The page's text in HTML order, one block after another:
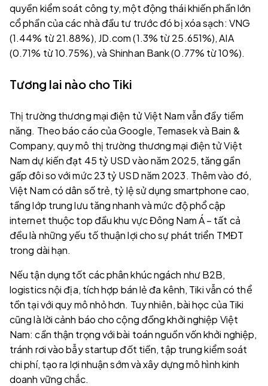
quyền kiểm soát công ty, một động thái khiến phần lớn
cổ phần của các nhà đầu tư trước đó bị xóa sạch: VNG
(1.44% từ 21.88%), JD.com (1.3% từ 25.651%), AIA
(0.71% từ 10.75%), và Shinhan Bank (0.77% từ 10%).
Tương lai nào cho Tiki
Thị trường thương mại điện tử Việt Nam vẫn đầy tiềm
năng. Theo báo cáo của Google, Temasek và Bain &
Company, quy mô thị trường thương mại điện tử Việt
Nam dự kiến đạt 45 tỷ USD vào năm 2025, tăng gần
gấp đôi so với mức 23 tỷ USD năm 2023. Thêm vào đó,
Việt Nam có dân số trẻ, tỷ lệ sử dụng smartphone cao,
tầng lớp trung lưu tăng nhanh và mức độ phổ cập
internet thuộc top đầu khu vực Đông Nam Á – tất cả
đều là những yếu tố thuận lợi cho sự phát triển TMĐT
trong dài hạn.
Nếu tận dụng tốt các phân khúc ngách như B2B,
logistics nội địa, tích hợp bán lẻ đa kênh, Tiki vẫn có thể
tồn tại với quy mô nhỏ hơn. Tuy nhiên, bài học của Tiki
cũng là lời cảnh báo cho cộng đồng khởi nghiệp Việt
Nam: cần thận trọng với bài toán nguồn vốn khởi nghiệp,
tránh rơi vào bẫy startup đốt tiền, tập trung kiểm soát
chi phí, tạo ra lợi nhuận sớm và xây dựng mô hình kinh
doanh vững chắc.